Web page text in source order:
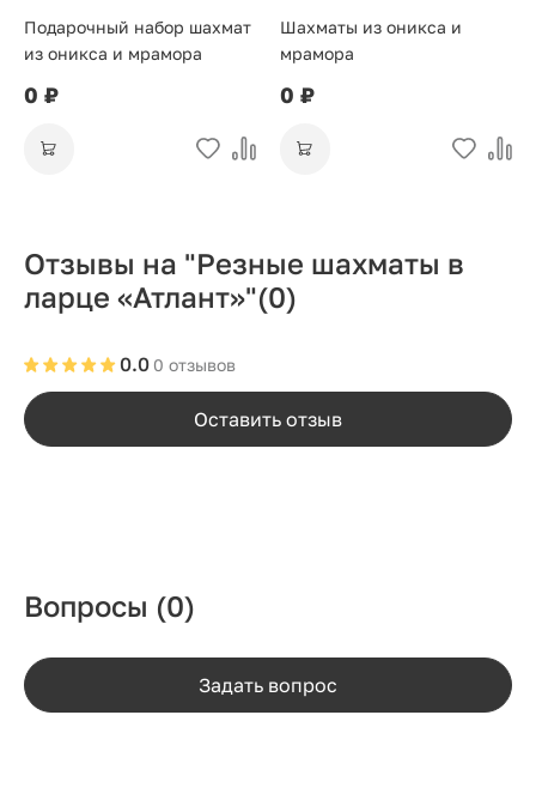
Подарочный набор шахмат
из оникса и мрамора
0 ₽
Шахматы из оникса и
мрамора
0 ₽
Отзывы на "Резные шахматы в
ларце «Атлант»"(0)
0 отзывов
0.0
Оставить отзыв
Вопросы (0)
Задать вопрос